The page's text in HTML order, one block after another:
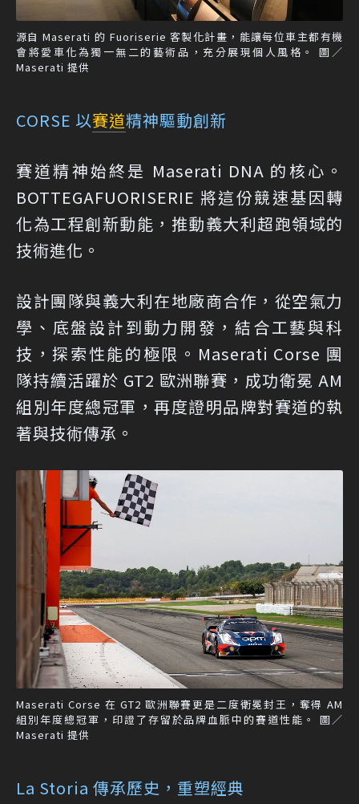
源自 Maserati 的 Fuoriserie 客製化計畫，能讓每位車主都有機
會將愛車化為獨一無二的藝術品，充分展現個人風格。 圖／
Maserati 提供
CORSE 以賽道精神驅動創新
賽道精神始終是 Maserati DNA 的核心。
BOTTEGAFUORISERIE 將這份競速基因轉
化為工程創新動能，推動義大利超跑領域的
技術進化。
設計團隊與義大利在地廠商合作，從空氣力
學、底盤設計到動力開發，結合工藝與科
技，探索性能的極限。Maserati Corse 團
隊持續活躍於 GT2 歐洲聯賽，成功衛冕 AM
組別年度總冠軍，再度證明品牌對賽道的執
著與技術傳承。
Maserati Corse 在 GT2 歐洲聯賽更是二度衛冕封王，奪得 AM
組別年度總冠軍，印證了存留於品牌血脈中的賽道性能。 圖／
Maserati 提供
La Storia 傳承歷史，重塑經典